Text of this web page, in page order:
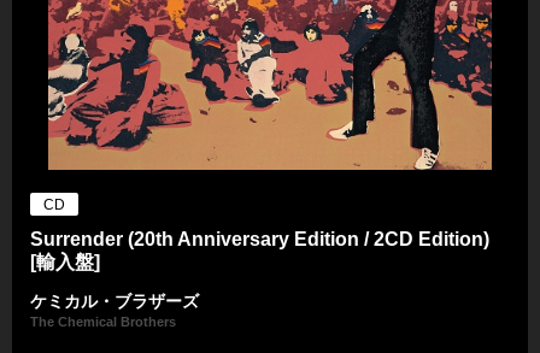
CD
Surrender (20th Anniversary Edition / 2CD Edition)
[輸入盤]
ケミカル・ブラザーズ
The Chemical Brothers